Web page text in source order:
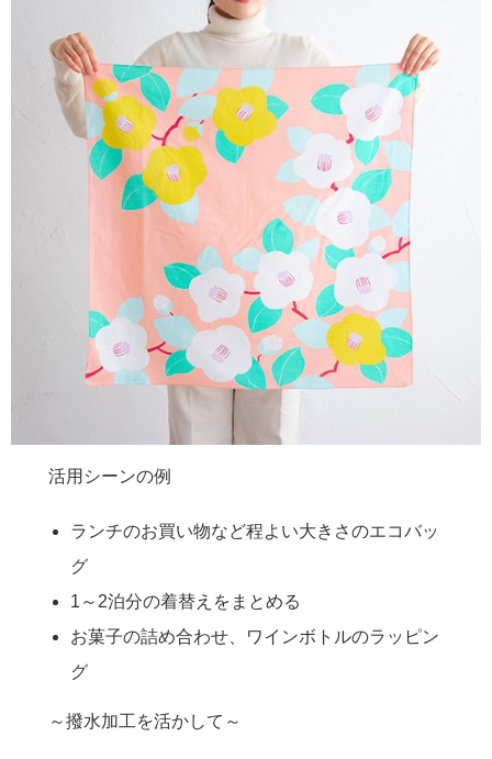
活用シーンの例
ランチのお買い物など程よい大きさのエコバッ
グ
1～2泊分の着替えをまとめる
お菓子の詰め合わせ、ワインボトルのラッピン
グ
～撥水加工を活かして～